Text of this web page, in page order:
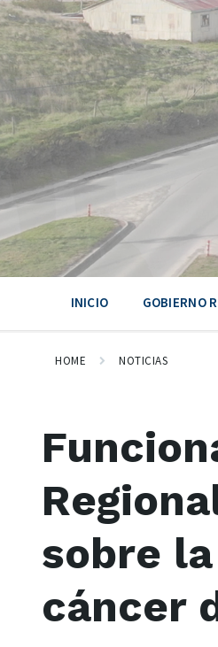
Skip
to
content
Skip
to
main
navigation
Skip
to
footer
INICIO GOBIERNO
HOME NOTICIAS
sobre
cáncer